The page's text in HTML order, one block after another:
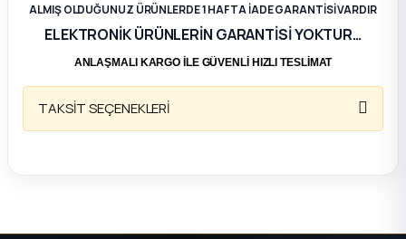
ALMIŞ OLDUĞUNUZ ÜRÜNLERDE 1 HAFTA İADE GARANTİSİ VARDIR
ELEKTRONİK ÜRÜNLERİN GARANTİSİ YOKTUR…
ANLAŞMALI KARGO İLE GÜVENLİ HIZLI TESLİMAT
TAKSİT SEÇENEKLERİ